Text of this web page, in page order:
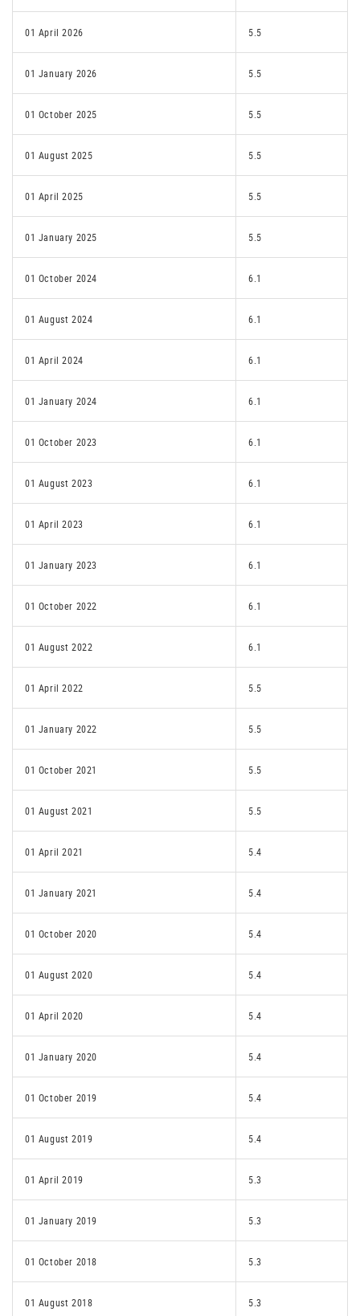
01 April 2026 5.5
01 January 2026 5.5
01 October 2025 5.5
01 August 2025 5.5
01 April 2025 5.5
01 January 2025 5.5
01 October 2024 6.1
01 August 2024 6.1
01 April 2024 6.1
01 January 2024 6.1
01 October 2023 6.1
01 August 2023 6.1
01 April 2023 6.1
01 January 2023 6.1
01 October 2022 6.1
01 August 2022 6.1
01 April 2022 5.5
01 January 2022 5.5
01 October 2021 5.5
01 August 2021 5.5
01 April 2021 5.4
01 January 2021 5.4
01 October 2020 5.4
01 August 2020 5.4
01 April 2020 5.4
01 January 2020 5.4
01 October 2019 5.4
01 August 2019 5.4
01 April 2019 5.3
01 January 2019 5.3
01 October 2018 5.3
01 August 2018 5.3